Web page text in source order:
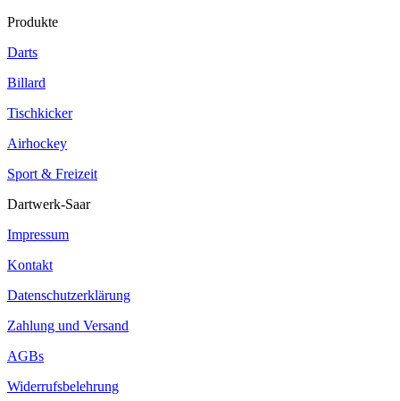
Produkte
Darts
Billard
Tischkicker
Airhockey
Sport & Freizeit
Dartwerk-Saar
Impressum
Kontakt
Datenschutzerklärung
Zahlung und Versand
AGBs
Widerrufsbelehrung